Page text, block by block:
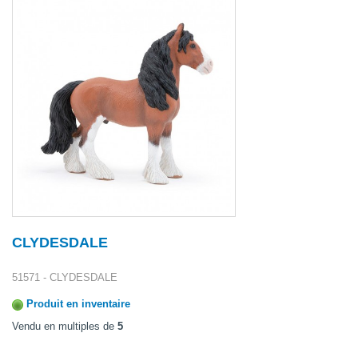
CLYDESDALE
51571 - CLYDESDALE
Produit en inventaire
Vendu en multiples de 5